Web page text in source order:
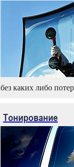
без каких либо
Тонирование